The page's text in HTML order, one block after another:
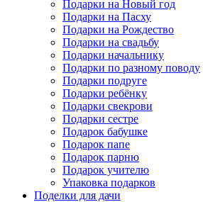
Подарки на Новый год
Подарки на Пасху
Подарки на Рождество
Подарки на свадьбу
Подарки начальнику
Подарки по разному поводу
Подарки подруге
Подарки ребёнку
Подарки свекрови
Подарки сестре
Подарок бабушке
Подарок папе
Подарок парню
Подарок учителю
Упаковка подарков
Поделки для дачи